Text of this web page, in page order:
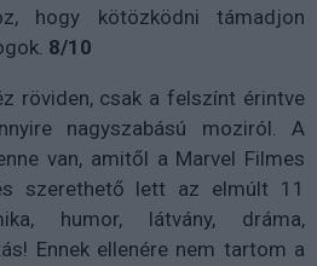
hogy kötözködni támadjon
8/10
röviden, csak a felszínt érintve
nagyszabású moziról. A
van, amitől a Marvel Filmes
szerethető lett az elmúlt 11
humor, látvány, dráma,
Ennek ellenére nem tartom a